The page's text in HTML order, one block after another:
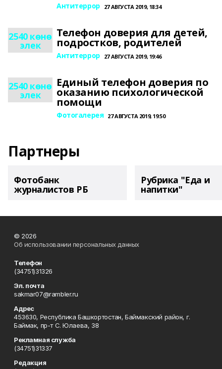
Антитеррор 27 АВГУСТА 2019, 18:34
2540 көнө
элек
Телефон доверия для детей,
подростков, родителей
Антитеррор 27 АВГУСТА 2019, 19:46
2540 көнө
элек
Единый телефон доверия по
оказанию психологической
помощи
Фотогалерея 27 АВГУСТА 2019, 19:50
Партнеры
Фотобанк
журналистов РБ
Рубрика "Еда и
напитки"
© 2026
Об использовании персональных данных
Телефон
(34751)31326
Эл. почта
sakmar07@rambler.ru
Адрес
453630, Республика Башкортостан, Баймакский район, г.
Баймак, пр-т С. Юлаева, 38
Рекламная служба
(34751)31337
Редакция